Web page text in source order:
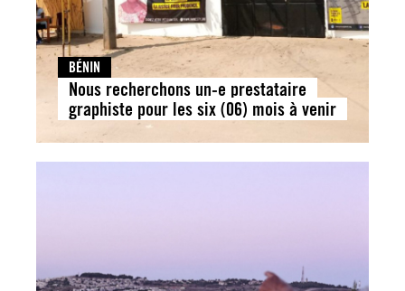
BÉNIN
Nous recherchons un-e prestataire
graphiste pour les six (06) mois à venir